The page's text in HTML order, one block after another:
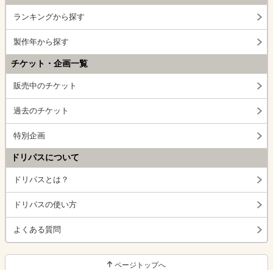
ランキングから探す
製作年から探す
チケット・企画一覧
販売中のチケット
過去のチケット
特別企画
ドリパスについて
ドリパスとは？
ドリパスの使い方
よくある質問
ページトップへ